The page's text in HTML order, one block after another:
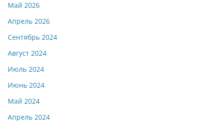
Май 2026
Апрель 2026
Сентябрь 2024
Август 2024
Июль 2024
Июнь 2024
Май 2024
Апрель 2024